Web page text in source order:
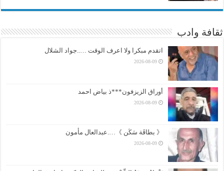
ثقافة وادب
اتقدم مبكرا ولا اعرف الوقت …..جواد الشلال
2026-08-09
أوراق الزيزفون***ذ بياض احمد
2026-08-09
《 بطاقَة سَكَن 》….عبدالعال مأمون
2026-08-09